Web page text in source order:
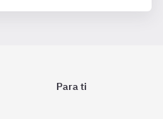
Para ti